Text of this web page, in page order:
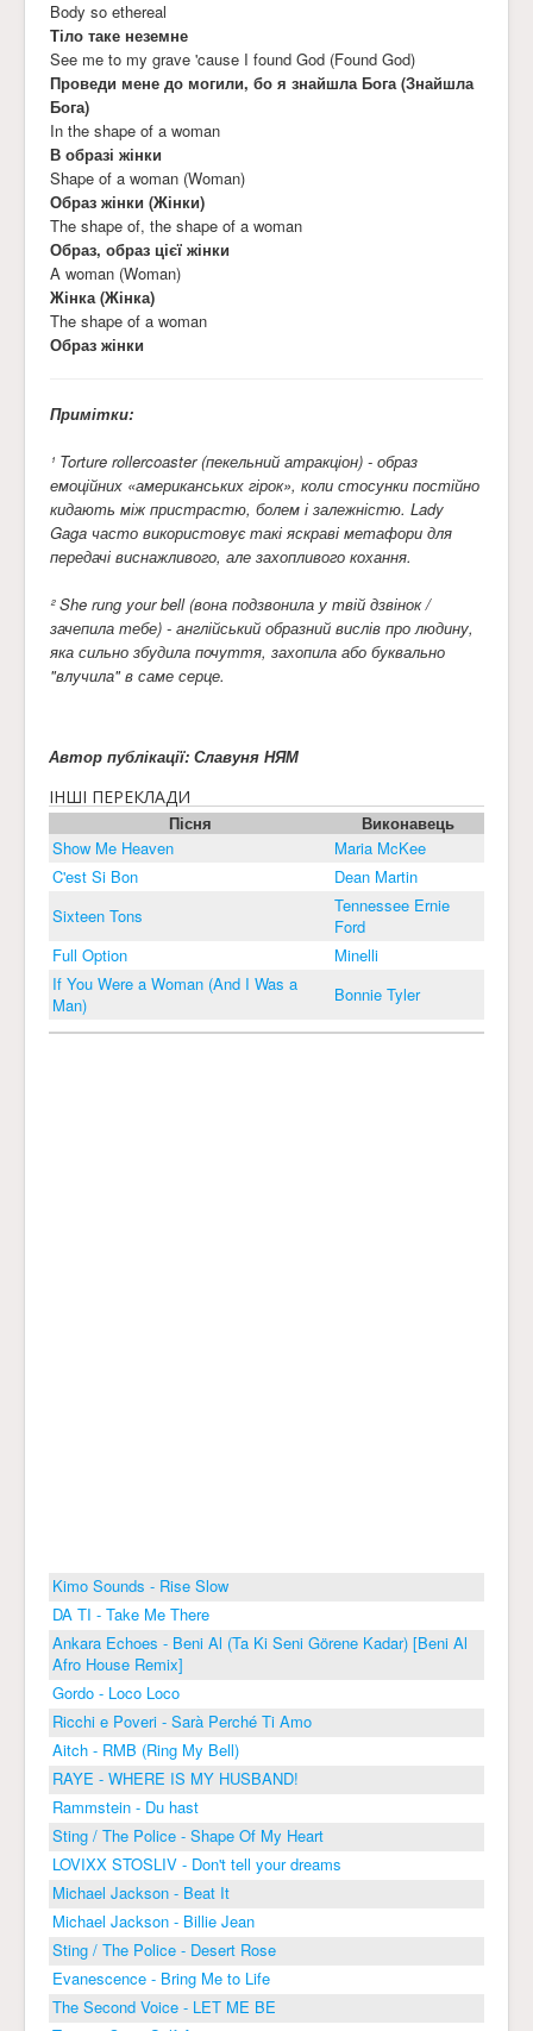
Body so ethereal
Тіло таке неземне
See me to my grave 'cause I found God (Found God)
Проведи мене до могили, бо я знайшла Бога (Знайшла
Бога)
In the shape of a woman
В образі жінки
Shape of a woman (Woman)
Образ жінки (Жінки)
The shape of, the shape of a woman
Образ, образ цієї жінки
A woman (Woman)
Жінка (Жінка)
The shape of a woman
Образ жінки
Примітки:
¹ Torture rollercoaster (пекельний атракціон) - образ
емоційних «американських гірок», коли стосунки постійно
кидають між пристрастю, болем і залежністю. Lady
Gaga часто використовує такі яскраві метафори для
передачі виснажливого, але захопливого кохання.
² She rung your bell (вона подзвонила у твій дзвінок /
зачепила тебе) - англійський образний вислів про людину,
яка сильно збудила почуття, захопила або буквально
"влучила" в саме серце.
Автор публікації: Славуня НЯМ
ІНШІ ПЕРЕКЛАДИ
Пісня
Виконавець
Show Me Heaven
Maria McKee
C'est Si Bon
Dean Martin
Sixteen Tons
Tennessee Ernie
Ford
Full Option
Minelli
If You Were a Woman (And I Was a
Man)
Bonnie Tyler
Kimo Sounds - Rise Slow
DA TI - Take Me There
Ankara Echoes - Beni Al (Ta Ki Seni Görene Kadar) [Beni Al
Afro House Remix]
Gordo - Loco Loco
Ricchi e Poveri - Sarà Perché Ti Amo
Aitch - RMB (Ring My Bell)
RAYE - WHERE IS MY HUSBAND!
Rammstein - Du hast
Sting / The Police - Shape Of My Heart
LOVIXX STOSLIV - Don't tell your dreams
Michael Jackson - Beat It
Michael Jackson - Billie Jean
Sting / The Police - Desert Rose
Evanescence - Bring Me to Life
The Second Voice - LET ME BE